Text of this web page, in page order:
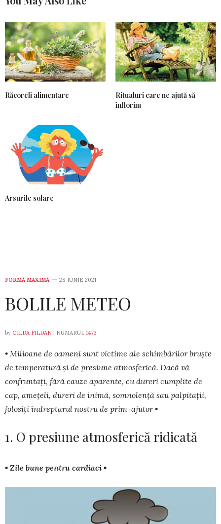
Răcoreli alimentare
Ritualuri care ne ajută să
înflorim
Arsurile solare
FORMĂ MAXIMĂ 28 IUNIE 2021
BOLILE METEO
by GILDA FILDAN , NUMĂRUL 1473
• Milioane de oameni sunt victime ale schimbărilor bruște
de tem­peratură și de presiune atmosferică. Dacă vă
confruntați, fără cauze apa­rente, cu dureri cumplite de
cap, amețeli, dureri de inimă, som­nolență sau palpitații,
folosiți îndreptarul nostru de prim-ajutor •
1. O presiune atmosferică ridicată
• Zile bune pentru cardiaci •